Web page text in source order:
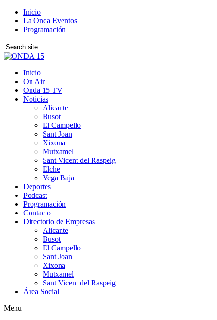
Inicio
La Onda Eventos
Programación
Inicio
On Air
Onda 15 TV
Noticias
Alicante
Busot
El Campello
Sant Joan
Xixona
Mutxamel
Sant Vicent del Raspeig
Elche
Vega Baja
Deportes
Podcast
Programación
Contacto
Directorio de Empresas
Alicante
Busot
El Campello
Sant Joan
Xixona
Mutxamel
Sant Vicent del Raspeig
Área Social
Menu